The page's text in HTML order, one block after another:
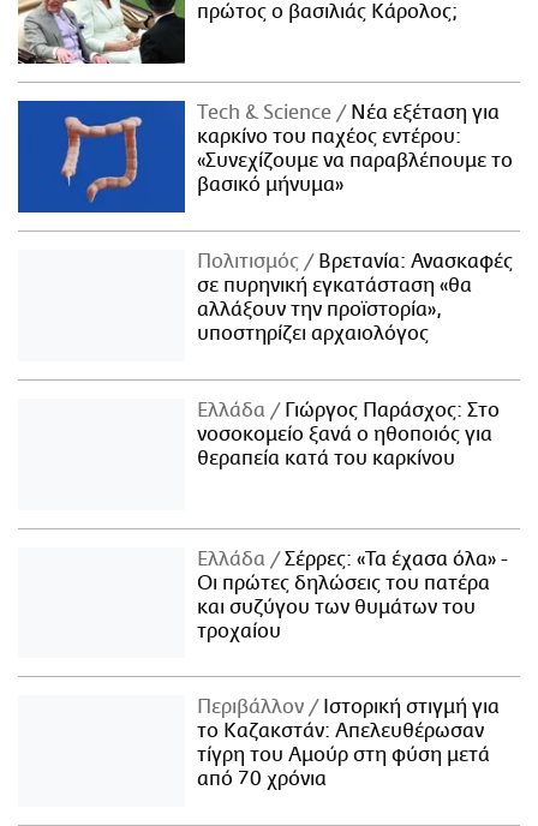
πρώτος ο βασιλιάς Κάρολος;
Τech & Science
Νέα εξέταση για
καρκίνο του παχέος εντέρου:
«Συνεχίζουμε να παραβλέπουμε το
βασικό μήνυμα»
Πολιτισμός
Βρετανία: Ανασκαφές
σε πυρηνική εγκατάσταση «θα
αλλάξουν την προϊστορία»,
υποστηρίζει αρχαιολόγος
Ελλάδα
Γιώργος Παράσχος: Στο
νοσοκομείο ξανά ο ηθοποιός για
θεραπεία κατά του καρκίνου
Ελλάδα
Σέρρες: «Τα έχασα όλα» -
Οι πρώτες δηλώσεις του πατέρα
και συζύγου των θυμάτων του
τροχαίου
Περιβάλλον
Ιστορική στιγμή για
το Καζακστάν: Απελευθέρωσαν
τίγρη του Αμούρ στη φύση μετά
από 70 χρόνια